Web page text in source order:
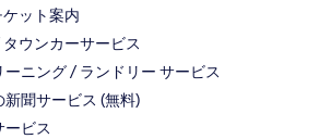
ット案内
ウンカーサービス
ーニング / ランドリー サービス
新聞サービス (無料)
ービス